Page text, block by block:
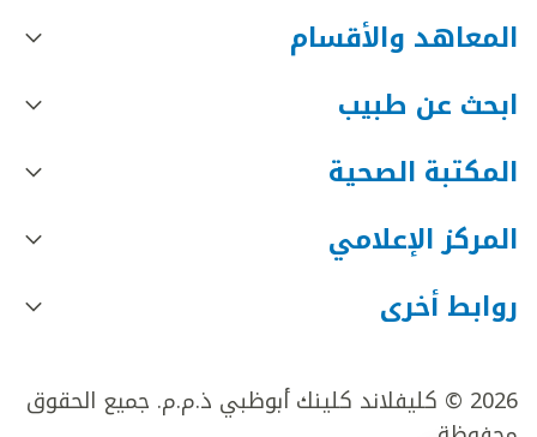
المعاهد والأقسام
ابحث عن طبيب
المكتبة الصحية
المركز الإعلامي
روابط أخرى
2026 © كليفلاند كلينك أبوظبي ذ.م.م. جميع الحقوق